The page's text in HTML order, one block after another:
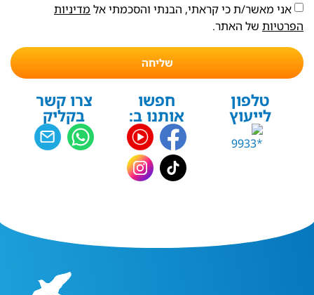
אני מאשר/ת כי קראתי, הבנתי והסכמתי אל מדיניות
הפרטיות של האתר.
שליחה
טלפון
לייעוץ
חפשו
אותנו ב:
צרו קשר
בקליק